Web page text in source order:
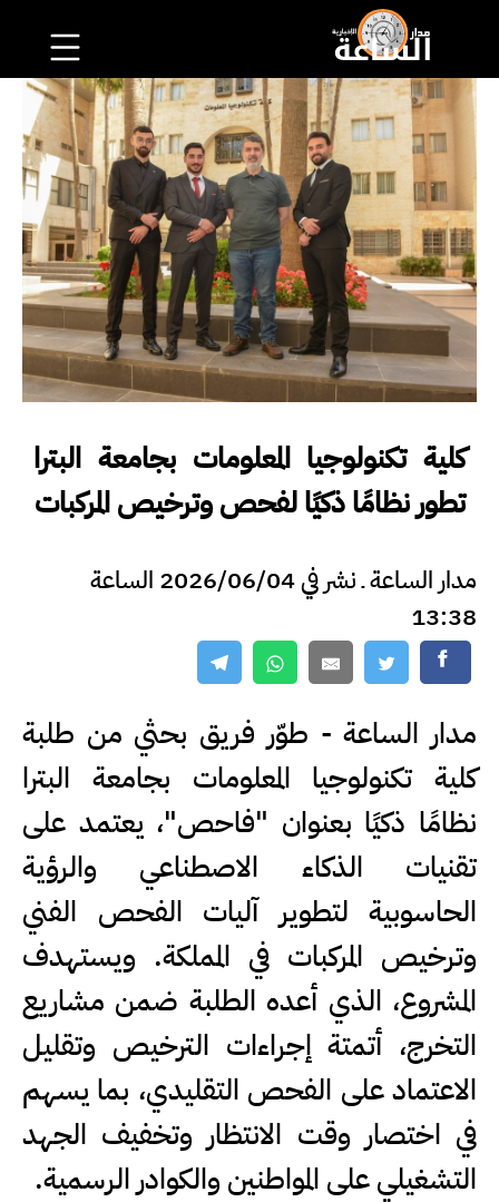
كلية تكنولوجيا المعلومات بجامعة البترا
تطور نظامًا ذكيًا لفحص وترخيص المركبات
مدار الساعة ـ نشر في 2026/06/04 الساعة
13:38
مدار الساعة - طوّر فريق بحثي من طلبة
كلية تكنولوجيا المعلومات بجامعة البترا
نظامًا ذكيًا بعنوان "فاحص"، يعتمد على
تقنيات الذكاء الاصطناعي والرؤية
الحاسوبية لتطوير آليات الفحص الفني
وترخيص المركبات في المملكة. ويستهدف
المشروع، الذي أعده الطلبة ضمن مشاريع
التخرج، أتمتة إجراءات الترخيص وتقليل
الاعتماد على الفحص التقليدي، بما يسهم
في اختصار وقت الانتظار وتخفيف الجهد
التشغيلي على المواطنين والكوادر الرسمية.